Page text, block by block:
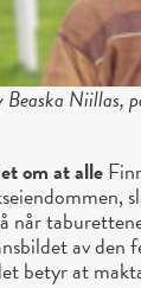
Beaska Niillas,
om at alle
når
av den
betyr at